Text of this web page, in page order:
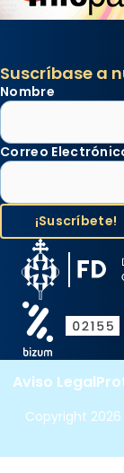
Suscríbase a
Nombre
Correo
Copyright 2026
Aviso Legal